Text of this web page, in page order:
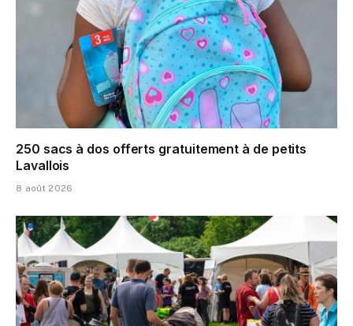
250 sacs à dos offerts gratuitement à de petits
Lavallois
8 août 2026